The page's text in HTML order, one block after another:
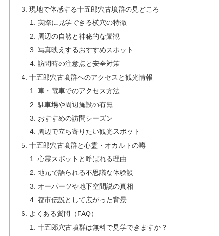
現地で体感する十五郎穴古墳群の見どころ
実際に見学できる横穴の特徴
周辺の自然と神秘的な景観
写真映えするおすすめスポット
訪問時の注意点と安全対策
十五郎穴古墳群へのアクセスと観光情報
車・電車でのアクセス方法
駐車場や周辺施設の有無
おすすめの訪問シーズン
周辺で立ち寄りたい観光スポット
十五郎穴古墳群と心霊・オカルトの噂
心霊スポットと呼ばれる理由
地元で語られる不思議な体験談
オーパーツや地下空間説の真相
都市伝説として広がった背景
よくある質問（FAQ）
十五郎穴古墳群は無料で見学できますか？